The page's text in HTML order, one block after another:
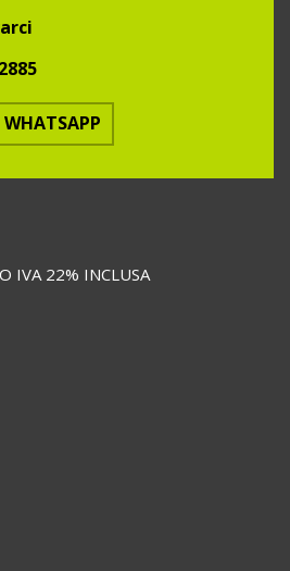
WHATSAPP
IVA 22% INCLUSA